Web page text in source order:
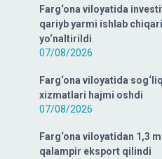
Farg‘ona viloyatida
qariyb yarmi ishlab
yo‘naltirildi
07/08/2026
Farg‘ona viloyatida
xizmatlari hajmi oshdi
07/08/2026
Farg‘ona viloyatidan 1,3
qalampir eksport qilindi